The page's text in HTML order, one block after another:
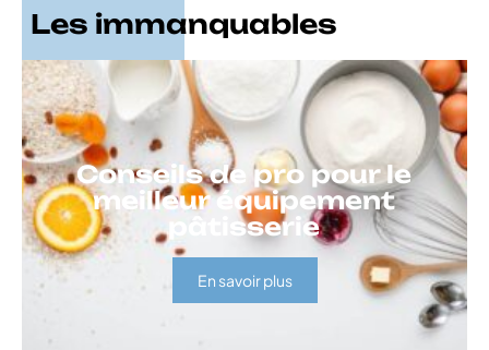
Les immanquables
Conseils de pro pour le
meilleur équipement
pâtisserie
En savoir plus